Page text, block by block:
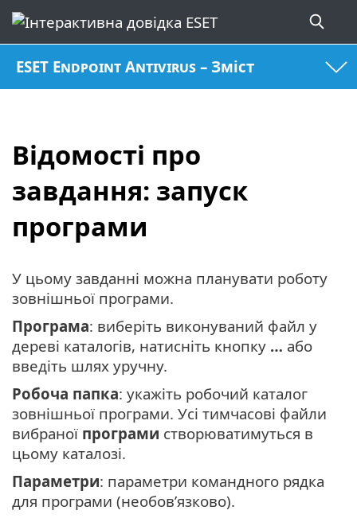
ESET Endpoint Antivirus – Зміст
Відомості про
завдання: запуск
програми
У цьому завданні можна планувати роботу
зовнішньої програми.
Програма: виберіть виконуваний файл у
дереві каталогів, натисніть кнопку … або
введіть шлях уручну.
Робоча папка: укажіть робочий каталог
зовнішньої програми. Усі тимчасові файли
вибраної програми створюватимуться в
цьому каталозі.
Параметри: параметри командного рядка
для програми (необов’язково).